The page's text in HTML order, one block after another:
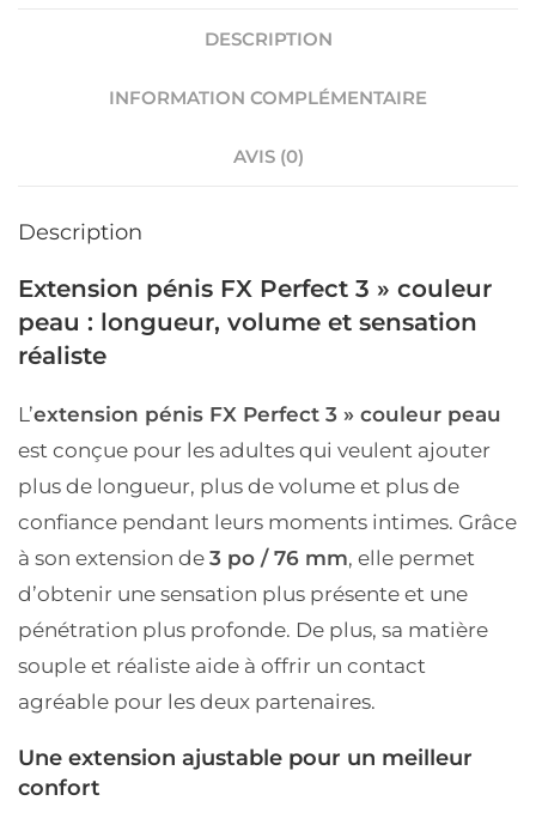
DESCRIPTION
INFORMATION COMPLÉMENTAIRE
AVIS (0)
Description
Extension pénis FX Perfect 3 » couleur
peau : longueur, volume et sensation
réaliste
L’extension pénis FX Perfect 3 » couleur peau
est conçue pour les adultes qui veulent ajouter
plus de longueur, plus de volume et plus de
confiance pendant leurs moments intimes. Grâce
à son extension de 3 po / 76 mm, elle permet
d’obtenir une sensation plus présente et une
pénétration plus profonde. De plus, sa matière
souple et réaliste aide à offrir un contact
agréable pour les deux partenaires.
Une extension ajustable pour un meilleur
confort